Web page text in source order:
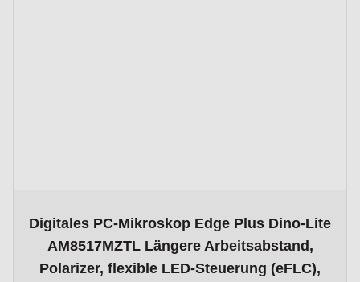
Digitales PC-Mikroskop Edge Plus Dino-Lite
AM8517MZTL Längere Arbeitsabstand,
Polarizer, flexible LED-Steuerung (eFLC),